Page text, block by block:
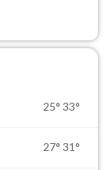
25° 33°
27° 31°